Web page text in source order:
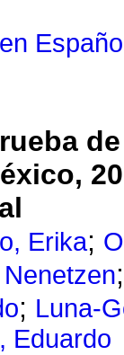
Erika;
; Luna-
Eduardo